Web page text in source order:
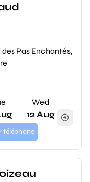
Pas Enchantés,
Wed
12 Aug
téléphone